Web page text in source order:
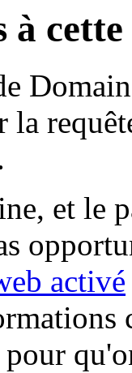
à
la
et le
activé